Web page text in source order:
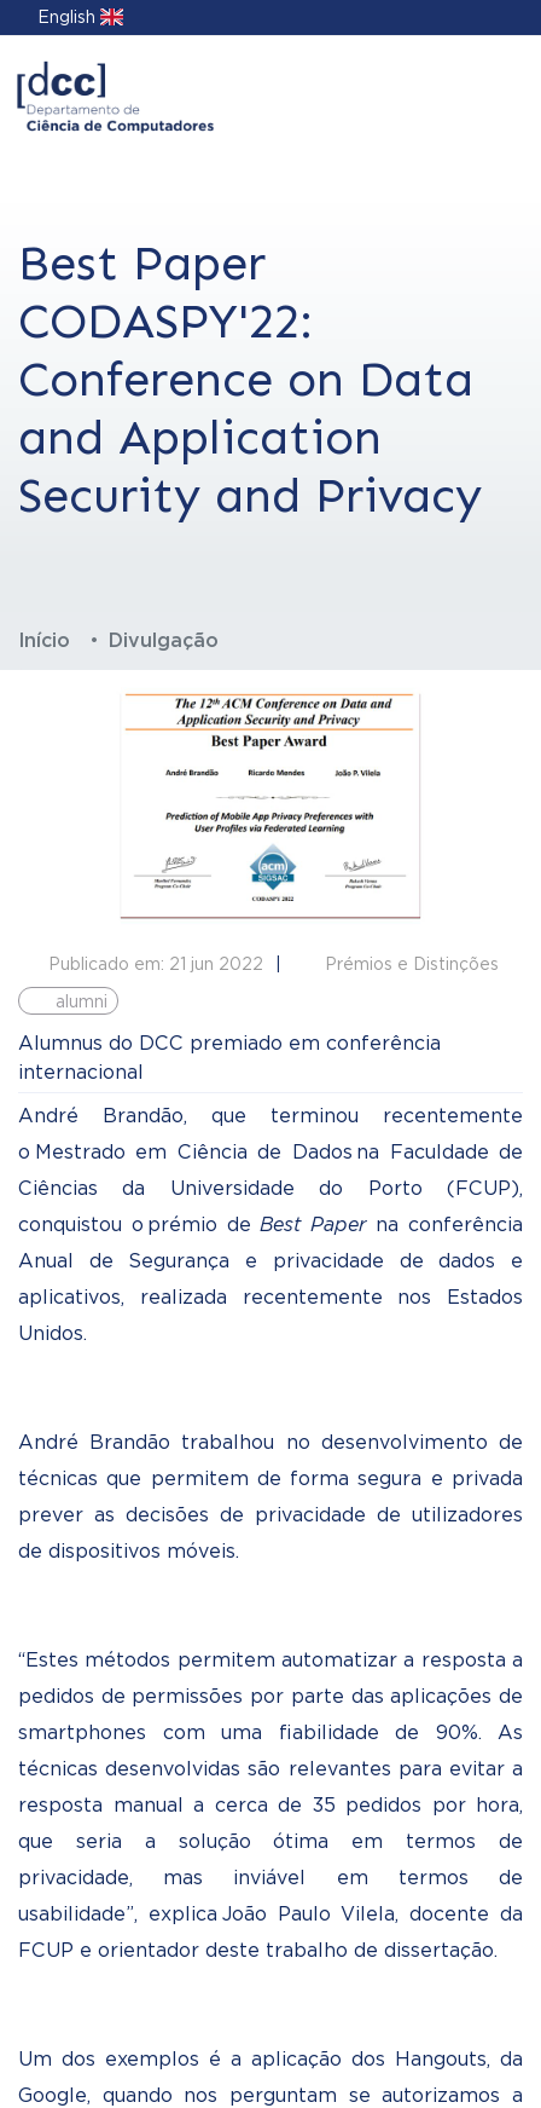
English
Best Paper
CODASPY'22:
Conference on Data
and Application
Security and Privacy
Início Divulgação
Publicado em: 21 jun 2022
Prémios e Distinções
alumni
Alumnus do DCC premiado em conferência
internacional
André Brandão, que terminou recentemente
o Mestrado em Ciência de Dados na Faculdade de
Ciências da Universidade do Porto (FCUP),
conquistou o prémio deBest Paperna conferência
Anual de Segurança e privacidade de dados e
aplicativos, realizada recentemente nos Estados
Unidos.
André Brandão trabalhou no desenvolvimento de
técnicas que permitem de forma segura e privada
prever as decisões de privacidade de utilizadores
de dispositivos móveis.
“Estes métodos permitem automatizar a resposta a
pedidos de permissões por parte das aplicações de
smartphones com uma fiabilidade de 90%. As
técnicas desenvolvidas são relevantes para evitar a
resposta manual a cerca de 35 pedidos por hora,
que seria a solução ótima em termos de
privacidade, mas inviável em termos de
usabilidade”, explica João Paulo Vilela, docente da
FCUP e orientador deste trabalho de dissertação.
Um dos exemplos é a aplicação dos Hangouts, da
Google, quando nos perguntam se autorizamos a